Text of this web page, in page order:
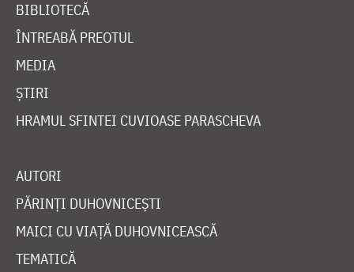
BIBLIOTECĂ
ÎNTREABĂ PREOTUL
MEDIA
ȘTIRI
HRAMUL SFINTEI CUVIOASE PARASCHEVA
AUTORI
PĂRINȚI DUHOVNICEȘTI
MAICI CU VIAȚĂ DUHOVNICEASCĂ
TEMATICĂ